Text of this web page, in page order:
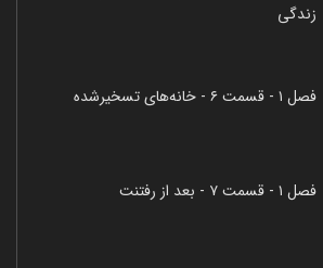
زندگی
فصل ۱ - قسمت ۶ - خانه‌های تسخیرشده
فصل ۱ - قسمت ۷ - بعد از رفتنت